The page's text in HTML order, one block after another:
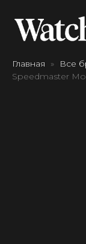
Главная Все
Speedmaster